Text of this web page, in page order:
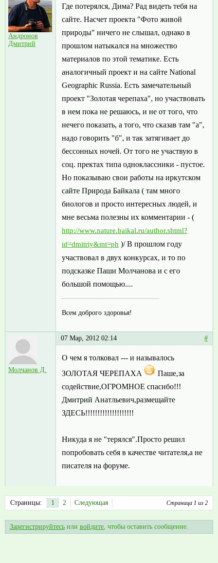
Андронов
Дмитрий
Где потерялся, Дима? Рад видеть тебя на
сайте. Насчет проекта "Фото живой
природы" ничего не слышал, однако в
прошлом натыкался на множество
материалов по этой тематике. Есть
аналогичный проект и на сайте National
Geographic Russia. Есть замечательный
проект "Золотая черепаха", но участвовать
в нем пока не решаюсь, и не от того, что
нечего показать, а того, что сказав там "а",
надо говорить "б", и так затягивает до
бессонных ночей. От того не участвую в
соц. пректах типа одноклассники - пустое.
Но показываю свои работы на иркутском
сайте Природа Байкала ( там много
биологов и просто интересных людей, и
мне весьма полезны их комментарии - (
http://www.nature.baikal.ru/author.shtml?
id=dmitriy&mt=ph )/ В прошлом году
участвовал в двух конкурсах, и то по
подсказке Паши Молчанова и с его
большой помощью....
Всем доброго здоровья!
Молчанов Д.
07 Мар, 2012 02:14 #
О чем я толковал --- и называлось
ЗОЛОТАЯ ЧЕРЕПАХА
Паше,за
содействие,ОГРОМНОЕ спасибо!!!
Дмитрий Анатльевич,размещайте
ЗДЕСЬ!!!!!!!!!!!!!!!!!!!!
Никуда я не "терялся".Просто решил
попробовать себя в качестве читателя,а не
писателя на форуме.
Страница 1 из 2
Страницы: 1 2 Следующая
Зарегистрируйтесь или войдите, чтобы оставить сообщение.